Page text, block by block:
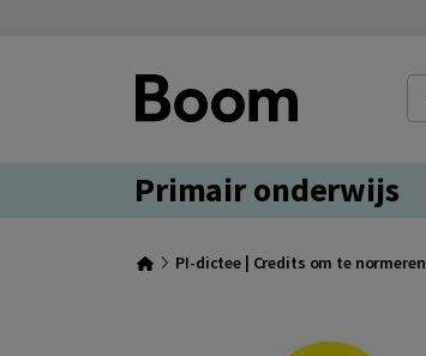
Primair onderwijs
PI-dictee | Credits om te normeren